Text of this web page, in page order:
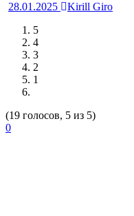
28.01.2025
Kirill Giro
5
4
3
2
1
(19 голосов, 5 из 5)
0